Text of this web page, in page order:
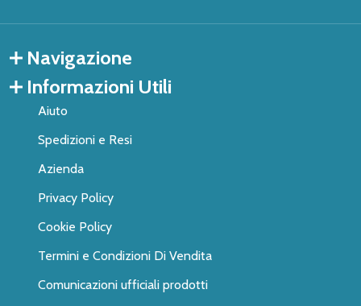
Navigazione
Informazioni Utili
Aiuto
Spedizioni e Resi
Azienda
Privacy Policy
Cookie Policy
Termini e Condizioni Di Vendita
Comunicazioni ufficiali prodotti